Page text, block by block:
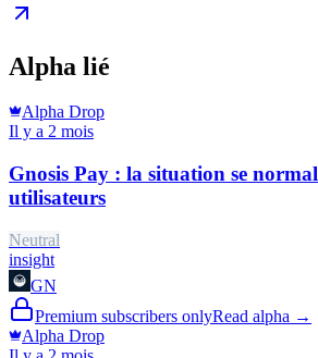
Alpha lié
Alpha Drop
Il y a 2 mois
Gnosis Pay : la situation se
utilisateurs
Neutral
insight
GN
Premium subscribers onlyRead alpha →
Alpha Drop